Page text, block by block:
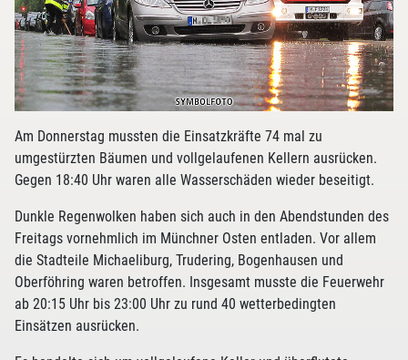
Am Donnerstag mussten die Einsatzkräfte 74 mal zu
umgestürzten Bäumen und vollgelaufenen Kellern ausrücken.
Gegen 18:40 Uhr waren alle Wasserschäden wieder beseitigt.
Dunkle Regenwolken haben sich auch in den Abendstunden des
Freitags vornehmlich im Münchner Osten entladen. Vor allem
die Stadteile Michaeliburg, Trudering, Bogenhausen und
Oberföhring waren betroffen. Insgesamt musste die Feuerwehr
ab 20:15 Uhr bis 23:00 Uhr zu rund 40 wetterbedingten
Einsätzen ausrücken.